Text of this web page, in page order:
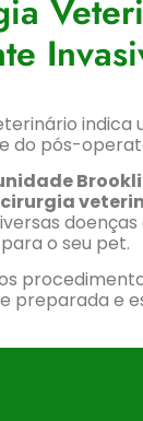
indica
do pós-
o seu pet.
preparada e